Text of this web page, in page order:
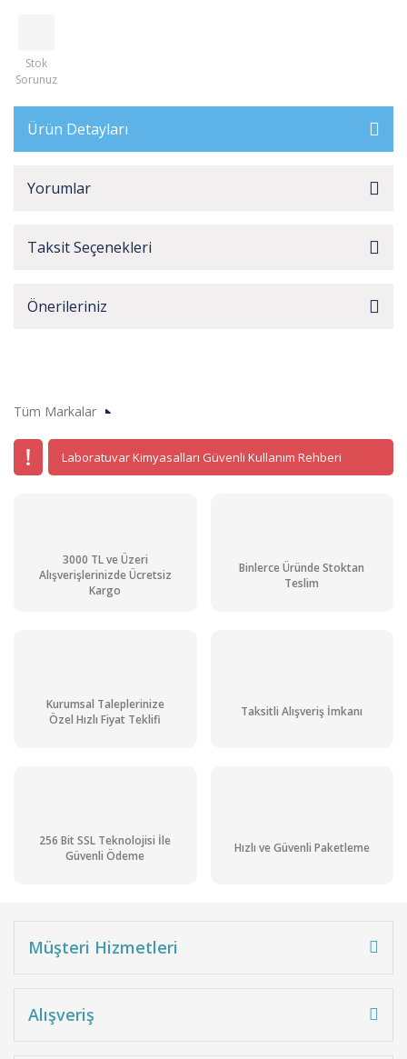
Stok
Sorunuz
Ürün Detayları
Yorumlar
Taksit Seçenekleri
Önerileriniz
Tüm Markalar
Laboratuvar Kimyasalları Güvenli Kullanım Rehberi
3000 TL ve Üzeri
Alışverişlerinizde Ücretsiz
Kargo
Binlerce Üründe Stoktan
Teslim
Kurumsal Taleplerinize
Özel Hızlı Fiyat Teklifi
Taksitli Alışveriş İmkanı
256 Bit SSL Teknolojisi İle
Güvenli Ödeme
Hızlı ve Güvenli Paketleme
Müşteri Hizmetleri
Alışveriş